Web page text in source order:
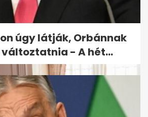
életmentés a Dráván,
apa ugrott a
úgy látják, Orbánnak
változtatnia - A hét...